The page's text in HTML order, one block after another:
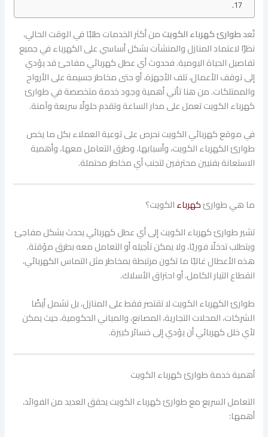
تُعدطوارئ كهرباء الكويتمن أكثر الخدمات طلبًا في الوقت الحالي،
نظرًا لاعتماد المنازل والمنشآت بشكل أساسي على الكهرباء في جميع
تفاصيل الحياة اليومية. فحدوث أي عطل كهربائي مفاجئ قد يؤدي
إلى توقف الأعمال، تلف الأجهزة، أو حتى مخاطر جسيمة على الأرواح
والممتلكات. من هنا تأتي أهمية وجود خدمة متخصصة في طوارئ
كهرباء الكويت تعمل على مدار الساعة وتقدم حلولًا سريعة وآمنة.
في موقع كهربائي الكويت نحرص على توعية العملاء بكل ما يخص
طوارئ الكهرباء الكويت، وأسبابها، وطرق التعامل معها، وأهمية
الاستعانة بفنيين محترفين لتجنب أي مخاطر محتملة.
ما هي طوارئكهرباءالكويت؟
تشير طوارئ كهرباء الكويت إلى أي عطل كهربائي يحدث بشكل مفاجئ
ويتطلب تدخلًا فوريًا، ولا يمكن تأجيله أو التعامل معه بطرق مؤقتة.
هذه الأعطال غالبًا ما تكون مرتبطة بمخاطر مثل التماس الكهربائي،
انقطاع التيار الكامل، أو احتراق الأسلاك.
طوارئ الكهرباء الكويت لا تقتصر فقط على المنازل، بل تشمل أيضًا
الشركات، المحلات التجارية، المصانع، والمباني الحكومية، حيث يمكن
لأي خلل كهربائي أن يؤدي إلى خسائر كبيرة.
أهمية خدمة طوارئ كهرباء الكويت
التعامل السريع مع طوارئ كهرباء الكويت يحقق العديد من الفوائد،
أهمها: